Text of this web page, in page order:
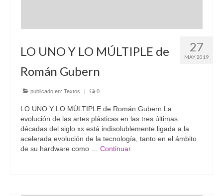
27
MAY 2019
LO UNO Y LO MÚLTIPLE de
Román Gubern
publicado en: Textos 0
LO UNO Y LO MÚLTIPLE de Román Gubern La
evolución de las artes plásticas en las tres últimas
décadas del siglo xx está indisolublemente ligada a la
acelerada evolución de la tecnología, tanto en el ámbito
de su hardware como … Continuar